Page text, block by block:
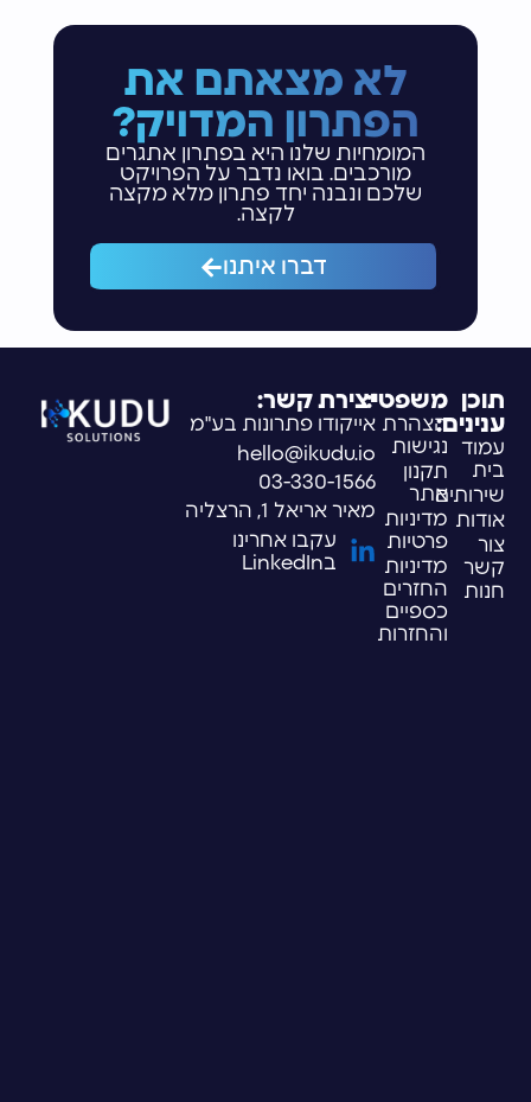
לא מצאתם את
הפתרון המדויק?
המומחיות שלנו היא בפתרון אתגרים
מורכבים. בואו נדבר על הפרויקט
שלכם ונבנה יחד פתרון מלא מקצה
לקצה.
דברו איתנו
תוכן
ענינים:
עמוד
בית
שירותים
אודות
צור
קשר
חנות
משפטי:
הצהרת
נגישות
תקנון
אתר
מדיניות
פרטיות
מדיניות
החזרים
כספיים
והחזרות
יצירת קשר:
אייקודו פתרונות בע"מ
hello@ikudu.io
03-330-1566
מאיר אריאל 1, הרצליה
עקבו אחרינו
בLinkedIn